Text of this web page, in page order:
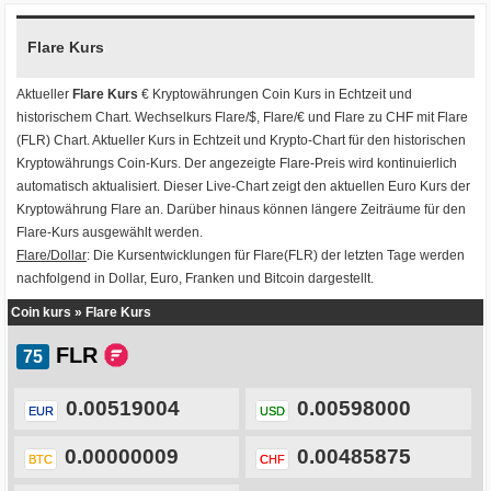
Flare Kurs
Aktueller Flare Kurs € Kryptowährungen Coin Kurs in Echtzeit und
historischem Chart. Wechselkurs Flare/$, Flare/€ und Flare zu CHF mit Flare
(FLR) Chart. Aktueller Kurs in Echtzeit und Krypto-Chart für den historischen
Kryptowährungs Coin-Kurs. Der angezeigte Flare-Preis wird kontinuierlich
automatisch aktualisiert. Dieser Live-Chart zeigt den aktuellen Euro Kurs der
Kryptowährung Flare an. Darüber hinaus können längere Zeiträume für den
Flare-Kurs ausgewählt werden.
Flare/Dollar: Die Kursentwicklungen für Flare(FLR) der letzten Tage werden
nachfolgend in Dollar, Euro, Franken und Bitcoin dargestellt.
Coin kurs » Flare Kurs
FLR
EUR 0.00519004 USD 0.00598000
BTC 0.00000009 CHF 0.00485875